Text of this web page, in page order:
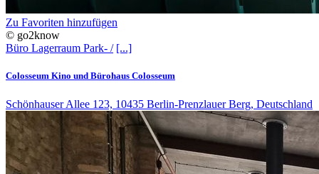
Zu Favoriten hinzufügen
© go2know
Büro Lagerraum Park- / [...]
Colosseum Kino und Bürohaus Colosseum
Schönhauser Allee 123, 10435 Berlin-Prenzlauer Berg, Deutschland